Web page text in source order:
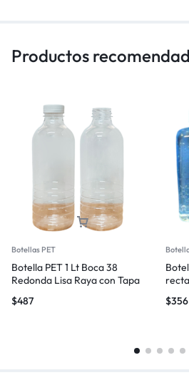
Productos
Botellas PET
Botella PET 1 Lt Boca 38
Redonda Lisa Raya con Tapa
$487
$356